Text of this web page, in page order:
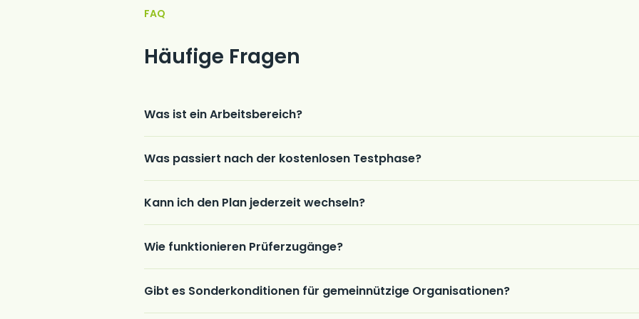
FAQ
Häufige Fragen
Was ist ein Arbeitsbereich?
Was passiert nach der kostenlosen Testphase?
Kann ich den Plan jederzeit wechseln?
Wie funktionieren Prüferzugänge?
Gibt es Sonderkonditionen für gemeinnützige Organisationen?